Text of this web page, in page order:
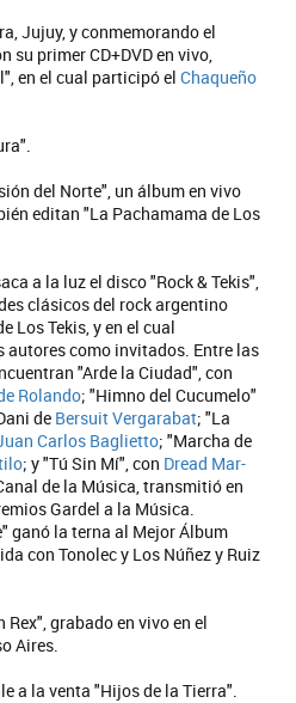
Jujuy, y conmemorando el
su primer CD+DVD en vivo,
en el cual participó el Chaqueño
del Norte", un álbum en vivo
editan "La Pachamama de Los
a la luz el disco "Rock & Tekis",
clásicos del rock argentino
Los Tekis, y en el cual
autores como invitados. Entre las
"Arde la Ciudad", con
Rolando; "Himno del Cucumelo"
de Bersuit Vergarabat; "La
Carlos Baglietto; "Marcha de
; y "Tú Sin Mí", con Dread Mar-
de la Música, transmitió en
Gardel a la Música.
ganó la terna al Mejor Álbum
con Tonolec y Los Núñez y Ruiz
Rex", grabado en vivo en el
Aires.
a la venta "Hijos de la Tierra".